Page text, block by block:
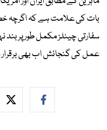
بات کی علامت ہے کہ اگرچہ
سفارتی چینلز مکمل طور پر بند
عمل کی گنجائش اب بھی